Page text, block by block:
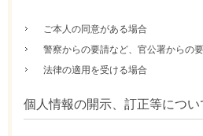
ご本人の同意がある場合
警察からの要請など、官公署からの
法律の適用を受ける場合
個人情報の開示、訂正等につい